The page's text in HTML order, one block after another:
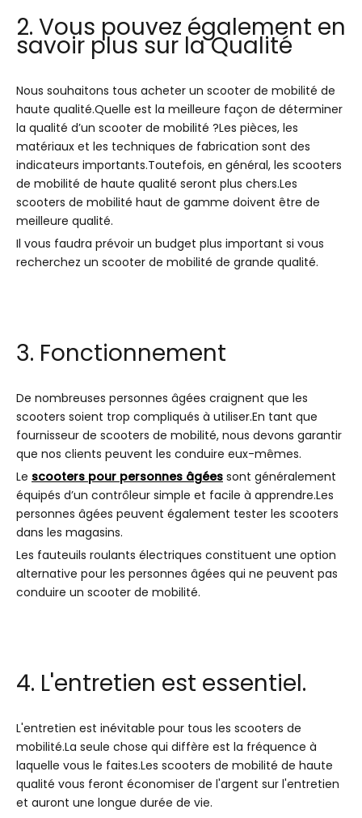
2. Vous pouvez également en
savoir plus sur la Qualité
Nous souhaitons tous acheter un scooter de mobilité de
haute qualité.Quelle est la meilleure façon de déterminer
la qualité d’un scooter de mobilité ?Les pièces, les
matériaux et les techniques de fabrication sont des
indicateurs importants.Toutefois, en général, les scooters
de mobilité de haute qualité seront plus chers.Les
scooters de mobilité haut de gamme doivent être de
meilleure qualité.
Il vous faudra prévoir un budget plus important si vous
recherchez un scooter de mobilité de grande qualité.
3. Fonctionnement
De nombreuses personnes âgées craignent que les
scooters soient trop compliqués à utiliser.En tant que
fournisseur de scooters de mobilité, nous devons garantir
que nos clients peuvent les conduire eux-mêmes.
Le scooters pour personnes âgées sont généralement
équipés d’un contrôleur simple et facile à apprendre.Les
personnes âgées peuvent également tester les scooters
dans les magasins.
Les fauteuils roulants électriques constituent une option
alternative pour les personnes âgées qui ne peuvent pas
conduire un scooter de mobilité.
4. L'entretien est essentiel.
L'entretien est inévitable pour tous les scooters de
mobilité.La seule chose qui diffère est la fréquence à
laquelle vous le faites.Les scooters de mobilité de haute
qualité vous feront économiser de l'argent sur l'entretien
et auront une longue durée de vie.